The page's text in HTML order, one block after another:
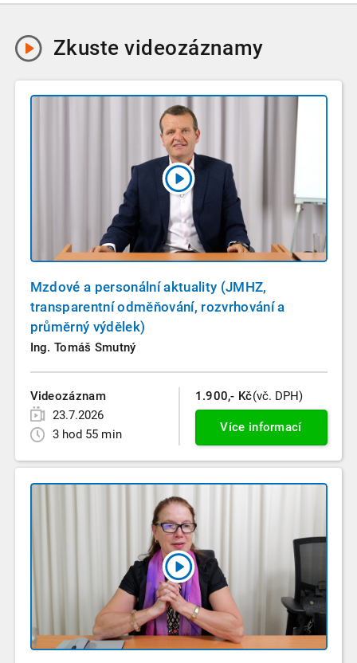
Zkustevideozáznamy
Mzdové a personální aktuality (JMHZ,
transparentní odměňování, rozvrhování a
průměrný výdělek)
Ing. Tomáš Smutný
Videozáznam
23.7.2026
3 hod 55 min
1.900,- Kč(vč. DPH)
Více informací